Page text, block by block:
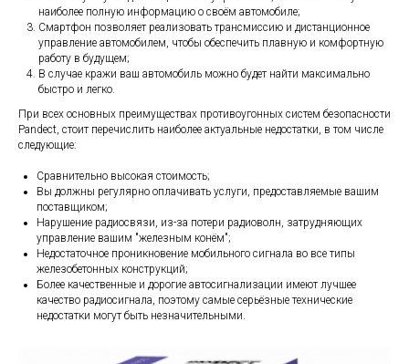
наиболее полную информацию о своём автомобиле;
Смартфон позволяет реализовать трансмиссию и дистанционное
управление автомобилем, чтобы обеспечить плавную и комфортную
работу в будущем;
В случае кражи ваш автомобиль можно будет найти максимально
быстро и легко.
При всех основных преимуществах противоугонных систем безопасности
Pandect, стоит перечислить наиболее актуальные недостатки, в том числе
следующие:
Сравнительно высокая стоимость;
Вы должны регулярно оплачивать услуги, предоставляемые вашим
поставщиком;
Нарушение радиосвязи, из-за потери радиоволн, затрудняющих
управление вашим "железным конём";
Недостаточное проникновение мобильного сигнала во все типы
железобетонных конструкций;
Более качественные и дорогие автосигнализации имеют лучшее
качество радиосигнала, поэтому самые серьёзные технические
недостатки могут быть незначительными.